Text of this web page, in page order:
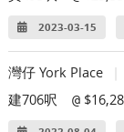
2023-03-15
灣仔 York Place
建706呎
@